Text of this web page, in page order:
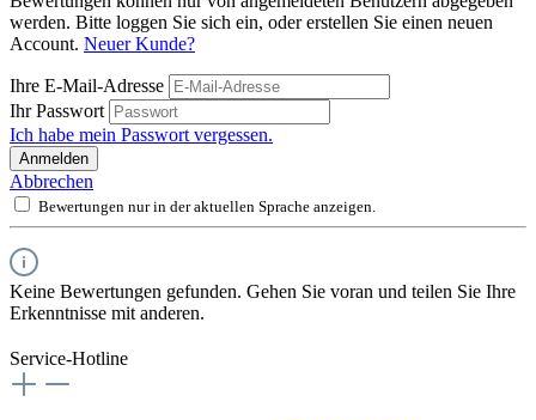
werden. Bitte loggen Sie sich ein, oder erstellen Sie einen neuen
Account. Neuer Kunde?
Ihre E-Mail-Adresse
Ihr Passwort
Ich habe mein Passwort vergessen.
Anmelden
Abbrechen
Bewertungen nur in der aktuellen Sprache anzeigen.
Keine Bewertungen gefunden. Gehen Sie voran und teilen Sie Ihre
Erkenntnisse mit anderen.
Service-Hotline